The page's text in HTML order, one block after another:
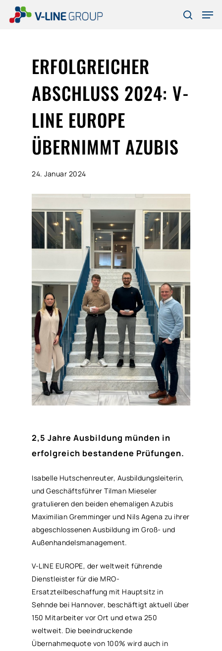
search
ERFOLGREICHER
ABSCHLUSS 2024: V-
LINE EUROPE
ÜBERNIMMT AZUBIS
24. Januar 2024
2,5 Jahre Ausbildung münden in
erfolgreich bestandene Prüfungen.
Isabelle Hutschenreuter, Ausbildungsleiterin,
und Geschäftsführer Tilman Mieseler
gratulieren den beiden ehemaligen Azubis
Maximilian Gremminger und Nils Agena zu ihrer
abgeschlossenen Ausbildung im Groß- und
Außenhandelsmanagement.
V-LINE EUROPE, der weltweit führende
Dienstleister für die MRO-
Ersatzteilbeschaffung mit Hauptsitz in
Sehnde bei Hannover, beschäftigt aktuell über
150 Mitarbeiter vor Ort und etwa 250
weltweit. Die beeindruckende
Übernahmequote von 100% wird auch in